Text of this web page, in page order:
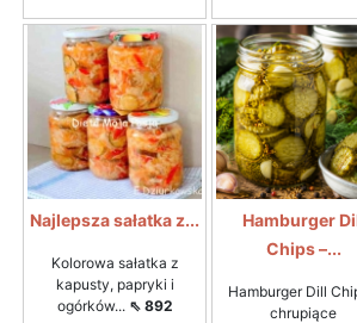
Najlepsza sałatka z...
Kolorowa sałatka z
kapusty, papryki i
ogórków... ⇖ 892
Hamburger
Chips –...
Hamburger Dill
chrupiące